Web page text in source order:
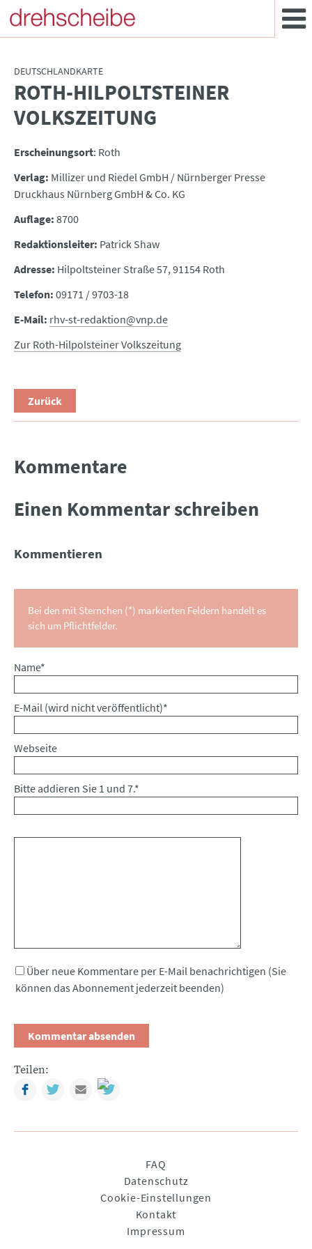
DEUTSCHLANDKARTE
:ROTH-HILPOLTSTEINER
VOLKSZEITUNG
Erscheinungsort: Roth
Verlag: Millizer und Riedel GmbH / Nürnberger Presse
Druckhaus Nürnberg GmbH & Co. KG
Auflage: 8700
Redaktionsleiter: Patrick Shaw
Adresse: Hilpoltsteiner Straße 57, 91154 Roth
Telefon: 09171 / 9703-18
E-Mail: rhv-st-redaktion@vnp.de
Zur Roth-Hilpolsteiner Volkszeitung
Zurück
Kommentare
Einen Kommentar schreiben
Kommentieren
Bei den mit Sternchen (*) markierten Feldern handelt es
sich um Pflichtfelder.
Pflichtfeld
Name*
Pflichtfeld
E-Mail (wird nicht veröffentlicht)*
Webseite
Bitte addieren Sie 1 und 7.*
Über neue Kommentare per E-Mail benachrichtigen (Sie
können das Abonnement jederzeit beenden)
Teilen:
FacebookTwitterMail
FAQ
Datenschutz
Cookie-Einstellungen
Kontakt
Impressum